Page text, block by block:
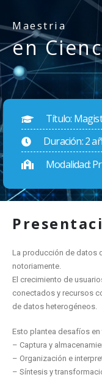
Maestria
en
Título:
Duración: 2
Modalidad:
La producción de datos
notoriamente.
El crecimiento de
conectados y recursos
de datos heterogéneos.
Esto plantea desafíos en
– Captura y
– Organización e
– Síntesis y